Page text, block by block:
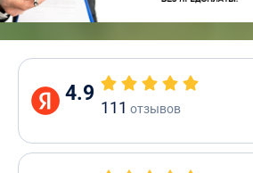
4.9
111 отзывов